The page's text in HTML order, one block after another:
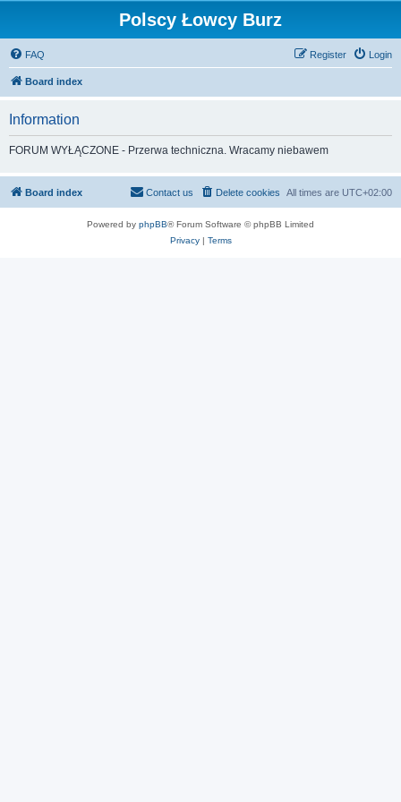
Polscy Łowcy Burz
FAQ Login
Register
Board index
Information
FORUM WYŁĄCZONE - Przerwa techniczna. Wracamy niebawem
Board index All times are UTC+02:00
Delete cookies
Contact us
Powered by phpBB® Forum Software © phpBB Limited
Privacy| Terms